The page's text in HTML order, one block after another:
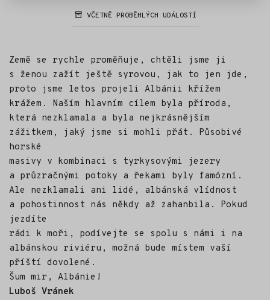
VČETNĚ PROBĚHLÝCH UDÁLOSTÍ
Země se rychle proměňuje, chtěli jsme ji
s ženou zažít ještě syrovou, jak to jen jde,
proto jsme letos projeli Albánii křížem
krážem. Naším hlavním cílem byla příroda,
která nezklamala a byla nejkrásnějším
zážitkem, jaký jsme si mohli přát. Působivé
horské
masivy v kombinaci s tyrkysovými jezery
a průzračnými potoky a řekami byly famózní.
Ale nezklamali ani lidé, albánská vlídnost
a pohostinnost nás někdy až zahanbila. Pokud
jezdíte
rádi k moři, podívejte se spolu s námi i na
albánskou riviéru, možná bude místem vaší
příští dovolené.
Šum mir, Albánie!
Luboš Vránek